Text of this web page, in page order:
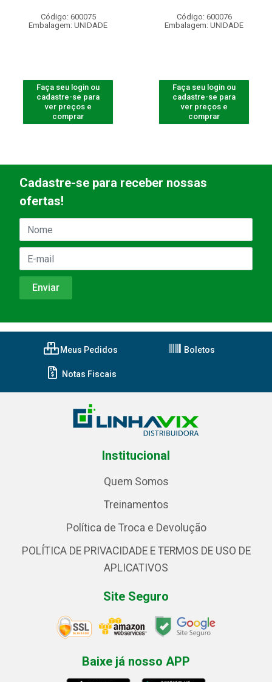
Código: 600075
Embalagem: UNIDADE
Faça seu login ou
cadastre-se para
ver preços e
comprar
Código: 600076
Embalagem: UNIDADE
Faça seu login ou
cadastre-se para
ver preços e
comprar
Cadastre-se para receber nossas
ofertas!
Meus Pedidos Boletos
Notas Fiscais
Institucional
Quem Somos
Treinamentos
Política de Troca e Devolução
POLÍTICA DE PRIVACIDADE E TERMOS DE USO DE
APLICATIVOS
Site Seguro
Baixe já nosso APP